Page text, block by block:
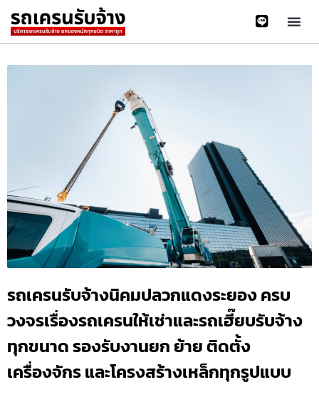
รถเครนรับจ้างนิคมปลวกแดงระยอง ครบ
วงจรเรื่องรถเครนให้เช่าและรถเฮี๊ยบรับจ้าง
ทุกขนาด รองรับงานยก ย้าย ติดตั้ง
เครื่องจักร และโครงสร้างเหล็กทุกรูปแบบ